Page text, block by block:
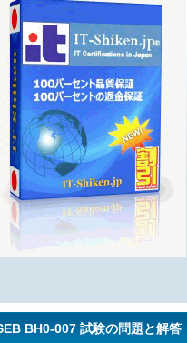
BH0-007 試験の問題と解答